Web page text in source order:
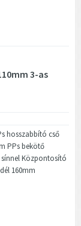
3-as
hosszabbító cső
PPs bekötő
Központosító
160mm